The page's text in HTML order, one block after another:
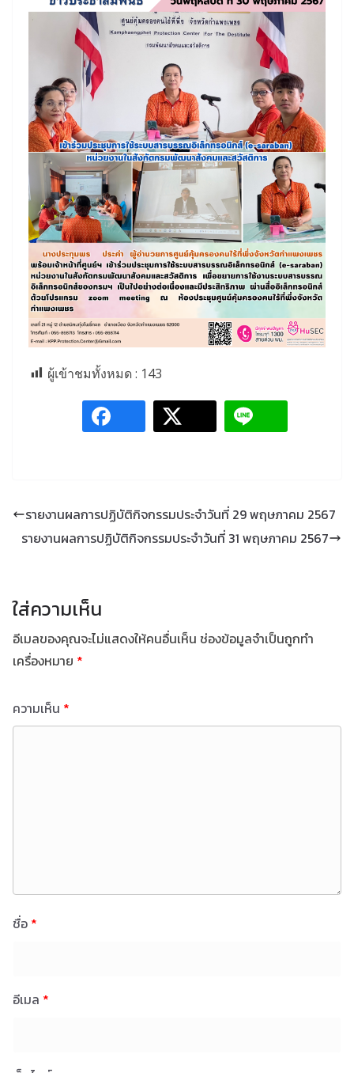
ผู้เข้าชมทั้งหมด : 143
รายงานผลการปฏิบัติกิจกรรมประจำวันที่ 29 พฤษภาคม 2567
รายงานผลการปฏิบัติกิจกรรมประจำวันที่ 31 พฤษภาคม 2567
ใส่ความเห็น
อีเมลของคุณจะไม่แสดงให้คนอื่นเห็น ช่องข้อมูลจำเป็นถูกทำ
เครื่องหมาย *
ความเห็น *
ชื่อ *
อีเมล *